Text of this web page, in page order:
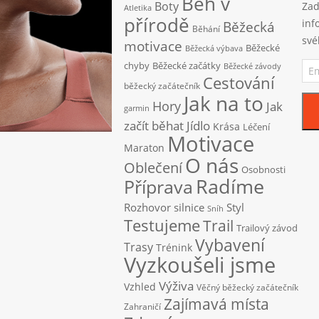
Atletika Boty
přírodě Běhání Běžecká
motivace Běžecká výbava Běžecké
chyby Běžecké začátky Běžecké závody
běžecký začátečník Cestování
garmin Hory Jak na to Jak
začít běhat Jídlo Krása Léčení
Maraton Motivace
OblečeníO nás Osobnosti
Příprava Radíme
Rozhovor silnice Sníh Styl
TestujemeTrail Trailový závod
Trasy Trénink Vybavení
Vyzkoušeli jsme
Vzhled Výživa Věčný běžecký začátečník
Zahraničí Zajímavá místa